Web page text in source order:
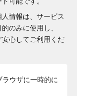
情報は、サービス
のみに使用し、
心してご利用くだ
ウザに一時的に